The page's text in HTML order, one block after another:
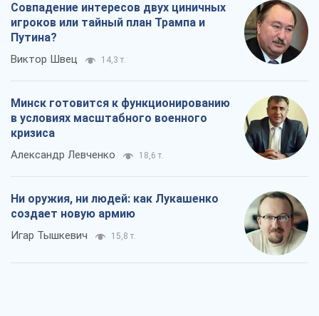
Совпадение интересов двух циничных
игроков или тайный план Трампа и
Путина?
Виктор Швец 14,3 т.
Минск готовится к функционированию
в условиях масштабного военного
кризиса
Александр Левченко 18,6 т.
Ни оружия, ни людей: как Лукашенко
создает новую армию
Игар Тышкевич 15,8 т.